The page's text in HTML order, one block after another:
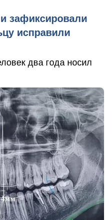
зафиксировали
исправили
два года носил